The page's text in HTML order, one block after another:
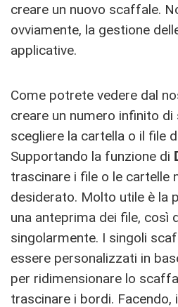
creare un nuovo scaffale.
ovviamente, la gestione
applicative.
Come potrete vedere dal
creare un numero infinito
scegliere la cartella o il file
Supportando la funzione di
trascinare i file o le cartelle
desiderato. Molto utile è la
una anteprima dei file, così
singolarmente. I singoli
essere personalizzati in
per ridimensionare lo
trascinare i bordi. Facendo,